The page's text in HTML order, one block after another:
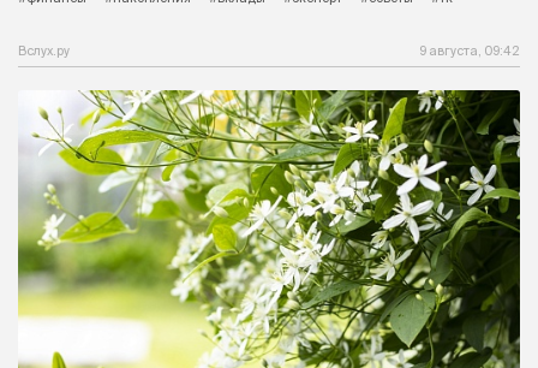
Вслух.ру 9 августа, 09:42